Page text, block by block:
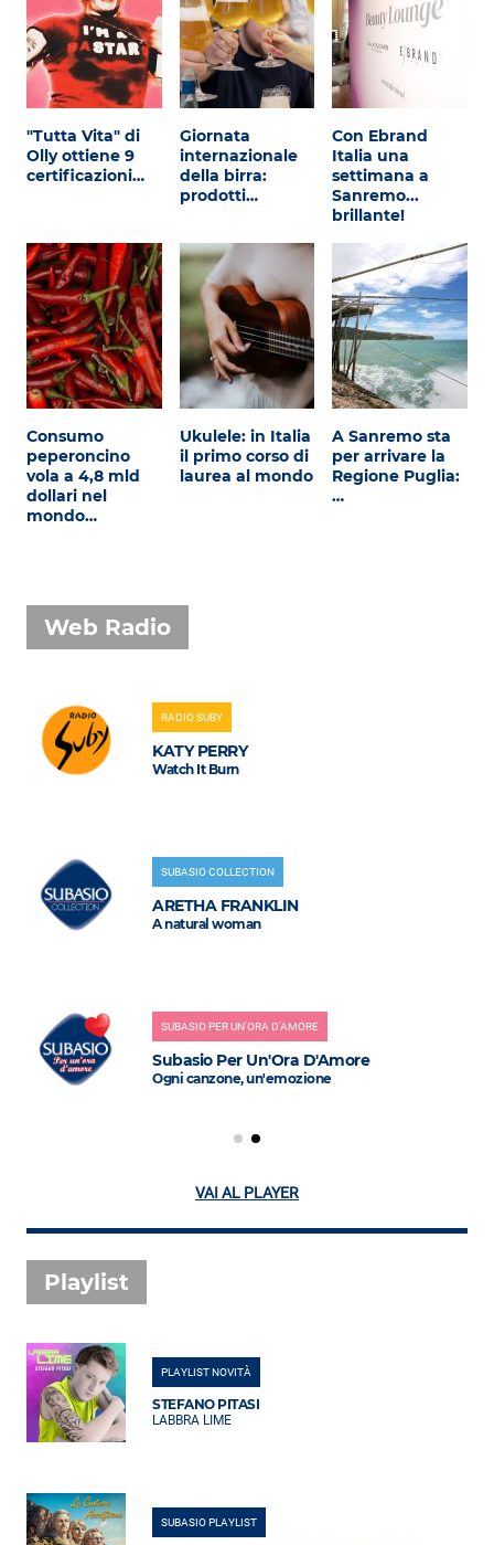
"Tutta Vita" di
Olly ottiene 9
certificazioni…
Giornata
internazionale
della birra:
prodotti…
Con Ebrand
Italia una
settimana a
Sanremo...
brillante!
Consumo
peperoncino
vola a 4,8 mld
dollari nel
mondo…
Ukulele: in Italia
il primo corso di
laurea al mondo
A Sanremo sta
per arrivare la
Regione Puglia:
…
Web Radio
RADIO SUBY
KATY PERRY
Watch It Burn
SUBASIO COLLECTION
ARETHA FRANKLIN
A natural woman
SUBASIO PER UN'ORA D'AMORE
Subasio Per Un'Ora D'Amore
Ogni canzone, un'emozione
VAI AL PLAYER
Playlist
PLAYLIST NOVITÀ
STEFANO PITASI
LABBRA LIME
SUBASIO PLAYLIST